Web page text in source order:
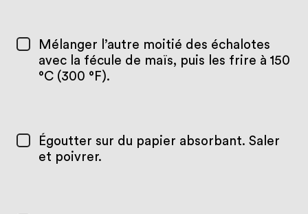
Mélanger l’autre moitié des échalotes
avec la fécule de maïs, puis les frire à 150
°C (300 °F).
Égoutter sur du papier absorbant. Saler
et poivrer.